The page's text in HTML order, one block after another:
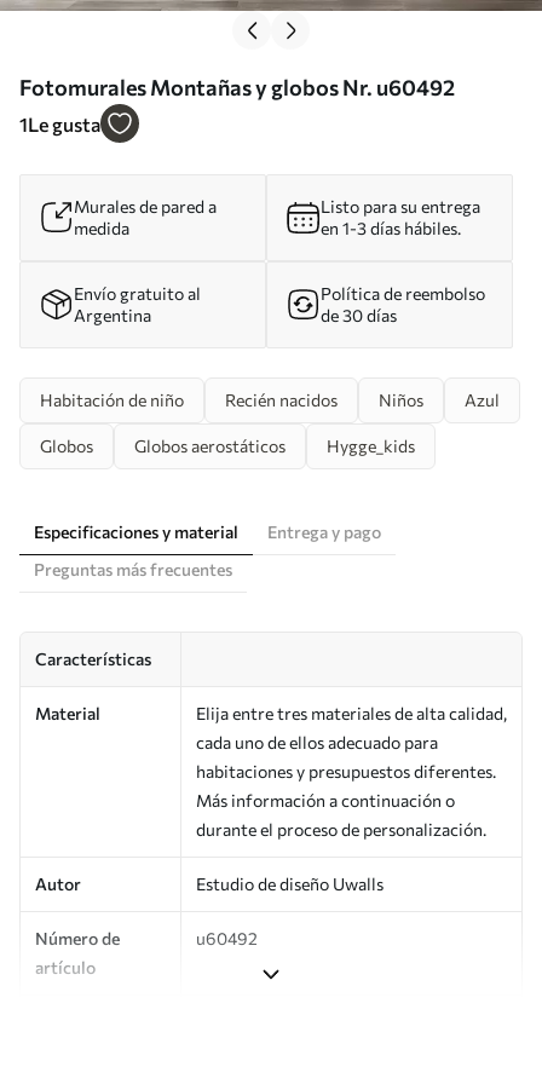
Fotomurales Montañas y globos Nr. u60492
1Le gusta
Murales de pared a
medida
Listo para su entrega
en 1-3 días hábiles.
Envío gratuito al
Argentina
Política de reembolso
de 30 días
Habitación de niño Recién nacidos Niños Azul
Globos Globos aerostáticos Hygge_kids
Especificaciones y material
Entrega y pago
Preguntas más frecuentes
Características
Material
Elija entre tres materiales de alta calidad,
cada uno de ellos adecuado para
habitaciones y presupuestos diferentes.
Más información a continuación o
durante el proceso de personalización.
Autor Estudio de diseño Uwalls
Número de
artículo
u60492